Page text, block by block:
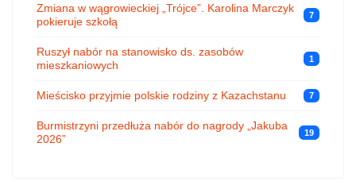
Zmiana w wągrowieckiej „Trójce”. Karolina Marczyk
pokieruje szkołą
7
Ruszył nabór na stanowisko ds. zasobów
mieszkaniowych
1
Mieścisko przyjmie polskie rodziny z Kazachstanu 7
Burmistrzyni przedłuża nabór do nagrody „Jakuba
2026”
19